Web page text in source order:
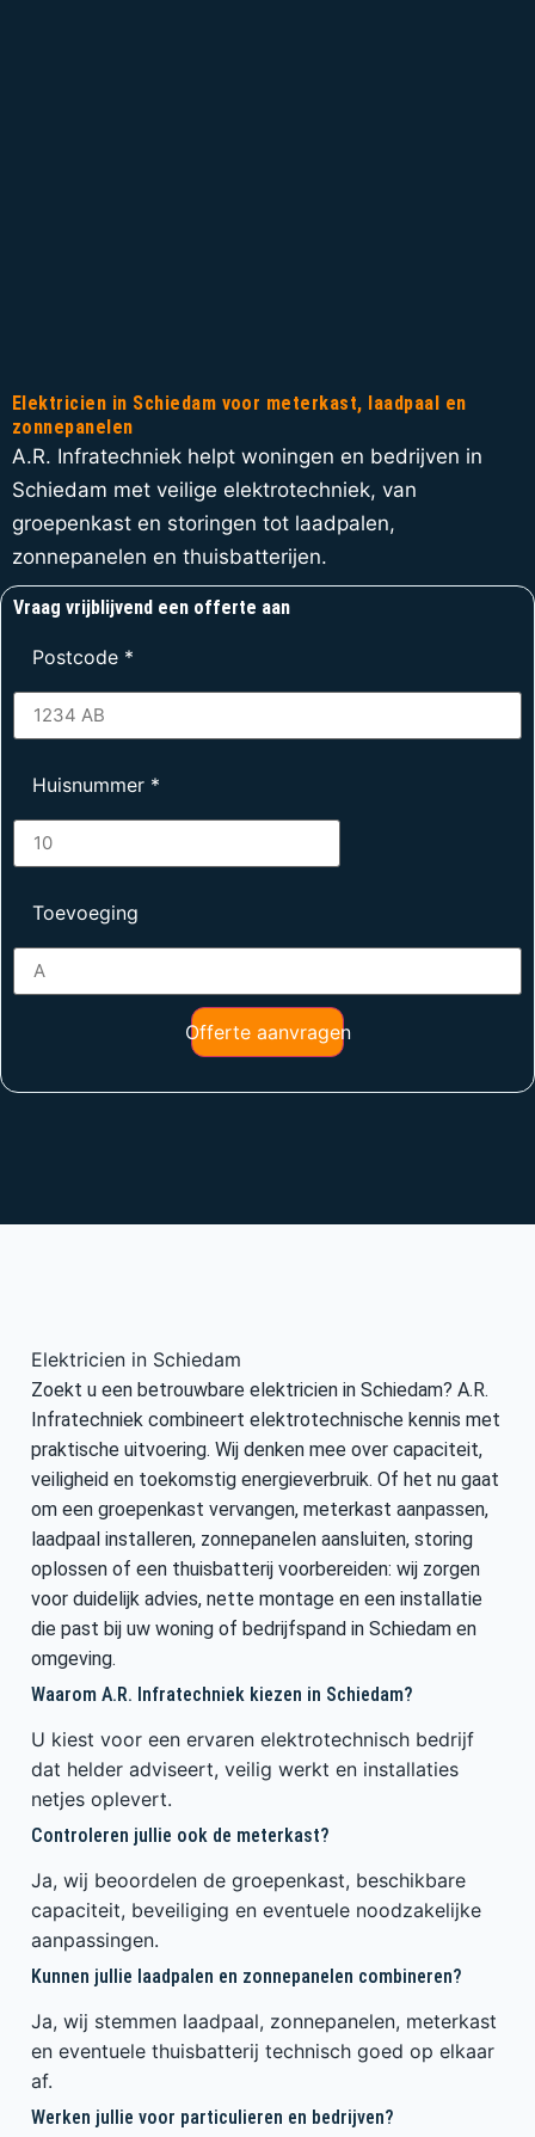
Elektricien in Schiedam voor meterkast, laadpaal en
zonnepanelen
A.R. Infratechniek helpt woningen en bedrijven in
Schiedam met veilige elektrotechniek, van
groepenkast en storingen tot laadpalen,
zonnepanelen en thuisbatterijen.
Vraag vrijblijvend een offerte aan
Postcode *
Huisnummer *
Toevoeging
Offerte aanvragen
Elektricien in Schiedam
Zoekt u een betrouwbare elektricien in Schiedam? A.R.
Infratechniek combineert elektrotechnische kennis met
praktische uitvoering. Wij denken mee over capaciteit,
veiligheid en toekomstig energieverbruik. Of het nu gaat
om een groepenkast vervangen, meterkast aanpassen,
laadpaal installeren, zonnepanelen aansluiten, storing
oplossen of een thuisbatterij voorbereiden: wij zorgen
voor duidelijk advies, nette montage en een installatie
die past bij uw woning of bedrijfspand in Schiedam en
omgeving.
Waarom A.R. Infratechniek kiezen in Schiedam?
U kiest voor een ervaren elektrotechnisch bedrijf
dat helder adviseert, veilig werkt en installaties
netjes oplevert.
Controleren jullie ook de meterkast?
Ja, wij beoordelen de groepenkast, beschikbare
capaciteit, beveiliging en eventuele noodzakelijke
aanpassingen.
Kunnen jullie laadpalen en zonnepanelen combineren?
Ja, wij stemmen laadpaal, zonnepanelen, meterkast
en eventuele thuisbatterij technisch goed op elkaar
af.
Werken jullie voor particulieren en bedrijven?